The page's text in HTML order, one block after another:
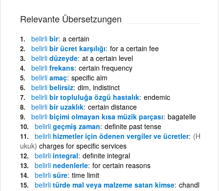
Relevante Übersetzungen
belirli bir a certain
belirli bir ücret karşılığı for a certain fee
belirli düzeyde at a certain level
belirli frekans certain frequency
belirli amaç specific aim
belirli belirsiz dim, indistinct
belirli bir topluluğa özgü hastalık endemic
belirli bir uzaklık certain distance
belirli biçimi olmayan kısa müzik parçası bagatelle
belirli geçmiş zaman definite past tense
belirli hizmetler için ödenen vergiler ve ücretler (H
ukuk) charges for specific services
belirli integral definite integral
belirli nedenlerle for certain reasons
belirli süre time limit
belirli türde mal veya malzeme satan kimse chandl